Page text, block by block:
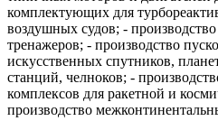
комплектующих для
воздушных судов; -
тренажеров; - производство
искусственных спутников,
станций, челноков; -
комплексов для ракетной и
производство